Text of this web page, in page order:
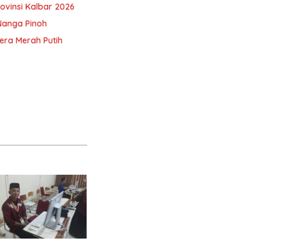
Kalbar 2026
Pinoh
Merah Putih